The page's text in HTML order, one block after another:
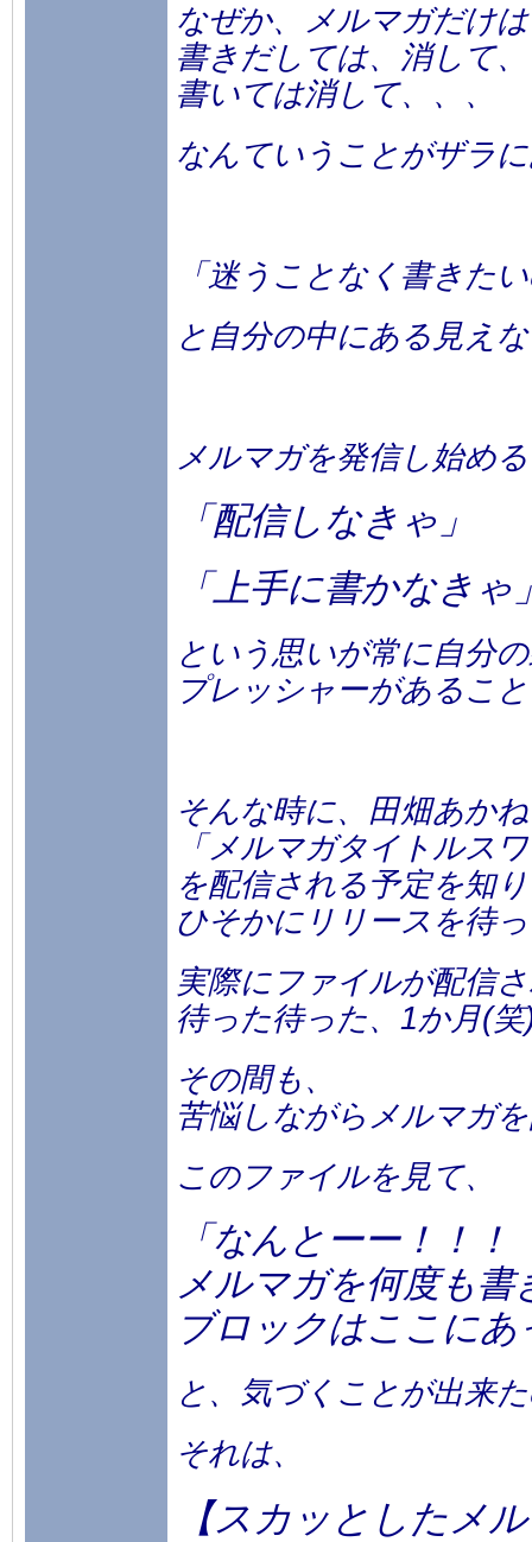
なぜか、メルマガだけ
書きだしては、消して、
書いては消して、、、
なんていうことがザラ
「迷うことなく書きた
と自分の中にある見え
メルマガを発信し始め
「配信しなきゃ」
「上手に書かなきゃ
という思いが常に自分
プレッシャーがあるこ
そんな時に、田畑あか
「メルマガタイトルス
を配信される予定を知
ひそかにリリースを待
実際にファイルが配信
待った待った、1か月(
その間も、
苦悩しながらメルマガ
このファイルを見て、
「なんとーー！！！
メルマガを何度も書
ブロックはここにあ
と、気づくことが出来
それは、
【スカッとしたメ